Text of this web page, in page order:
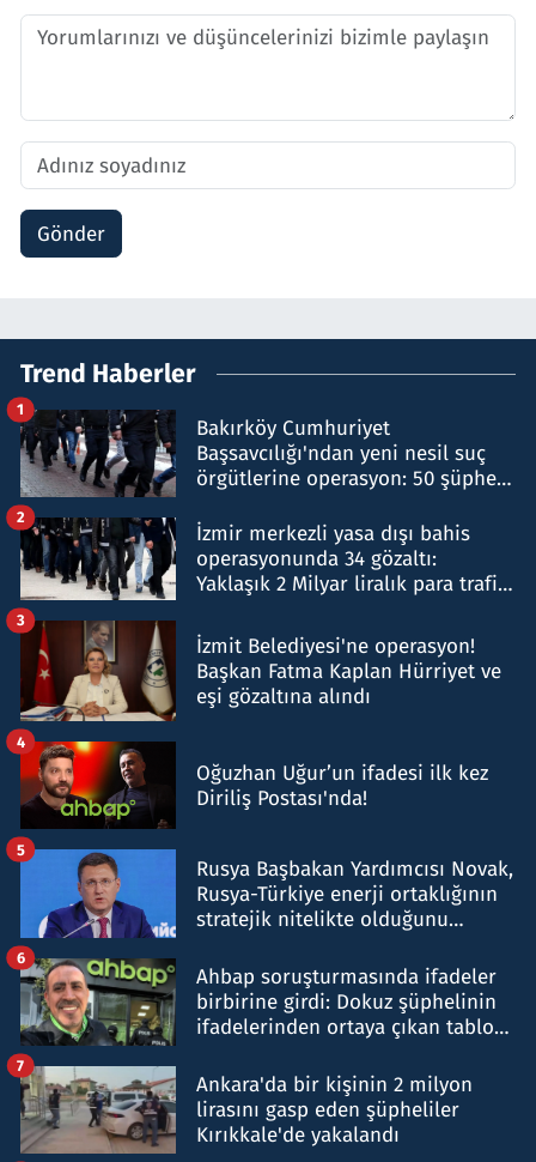
Gönder
Trend Haberler
Bakırköy Cumhuriyet
Başsavcılığı'ndan yeni nesil suç
örgütlerine operasyon: 50 şüpheli
1
İzmir merkezli yasa dışı bahis
operasyonunda 34 gözaltı:
Yaklaşık 2 Milyar liralık para trafiği
2
İzmit Belediyesi'ne operasyon!
Başkan Fatma Kaplan Hürriyet ve
eşi gözaltına alındı
3
Oğuzhan Uğur’un ifadesi ilk kez
Diriliş Postası'nda!
4
Rusya Başbakan Yardımcısı Novak,
Rusya-Türkiye enerji ortaklığının
stratejik nitelikte olduğunu
5
Ahbap soruşturmasında ifadeler
birbirine girdi: Dokuz şüphelinin
ifadelerinden ortaya çıkan tablo
6
Ankara'da bir kişinin 2 milyon
lirasını gasp eden şüpheliler
Kırıkkale'de yakalandı
7